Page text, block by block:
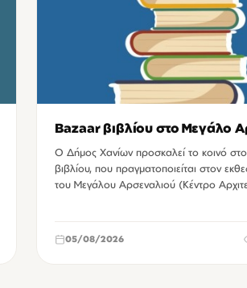
Bazaar βιβλίου στο Μεγάλο
Ο Δήμος Χανίων προσκαλεί το κοινό
βιβλίου, που πραγματοποιείται στον
του Μεγάλου Αρσεναλιού (Κέντρο
05/08/2026